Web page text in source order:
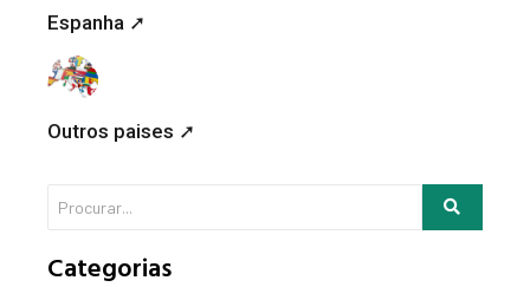
Espanha ➚
Outros paises ➚
Categorias